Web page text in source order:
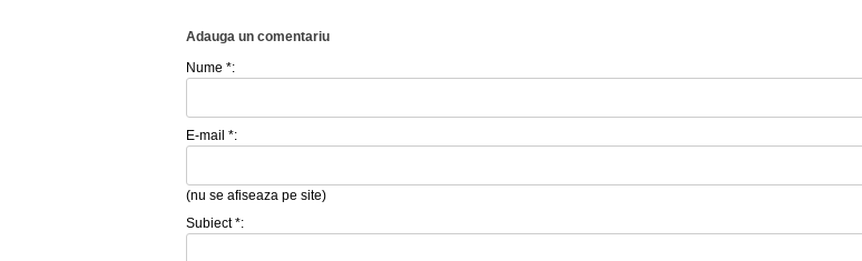
Adauga un comentariu
Nume *:
E-mail *:
(nu se afiseaza pe site)
Subiect *: